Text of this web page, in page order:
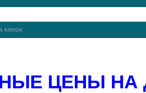
камри
ЦЕНЫ